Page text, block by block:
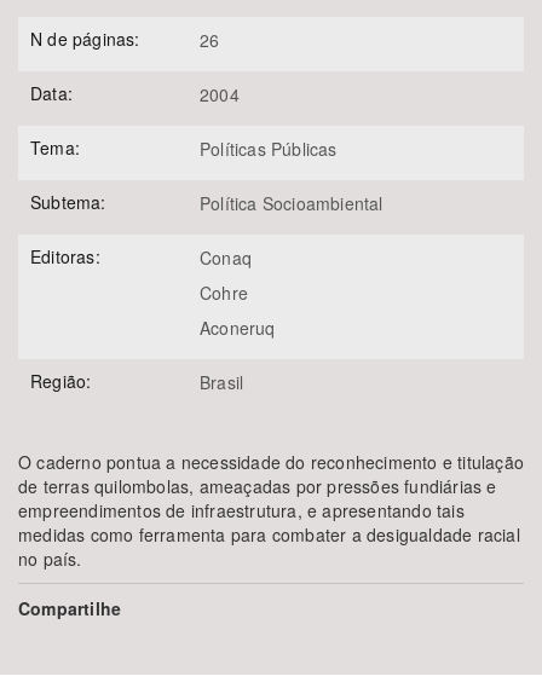
N de páginas: 26
Data: 2004
Tema: Políticas Públicas
Subtema: Política Socioambiental
Editoras:
Conaq
Cohre
Aconeruq
Região: Brasil
O caderno pontua a necessidade do reconhecimento e titulação
de terras quilombolas, ameaçadas por pressões fundiárias e
empreendimentos de infraestrutura, e apresentando tais
medidas como ferramenta para combater a desigualdade racial
no país.
Compartilhe